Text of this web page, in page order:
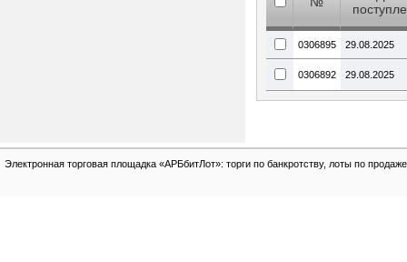
0306895 29.08.2025
0306892 29.08.2025
Электронная торговая площадка «АРБбитЛот»: торги по банкротству, лоты по